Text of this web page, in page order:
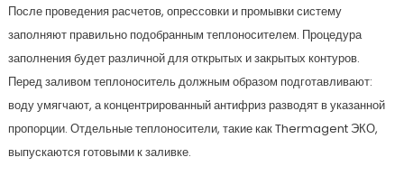
После проведения расчетов, опрессовки и промывки систему
заполняют правильно подобранным теплоносителем. Процедура
заполнения будет различной для открытых и закрытых контуров.
Перед заливом теплоноситель должным образом подготавливают:
воду умягчают, а концентрированный антифриз разводят в указанной
пропорции. Отдельные теплоносители, такие как Thermagent ЭКО,
выпускаются готовыми к заливке.